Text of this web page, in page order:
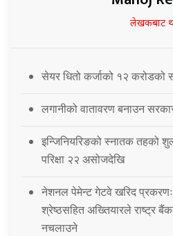
लेखकबाट
सेयर धितो कर्जाको १२ करोडको
लगानीको वातावरण बनाउन
इन्जिनियरिङको स्नातक तहको
परिक्षा २२ असोजदेखि
नेशनल पेमेन्ट गेटवे खरिद प्रकरणः
श्रेष्ठसहित अख्तियारले राष्ट्र
नचलाउने